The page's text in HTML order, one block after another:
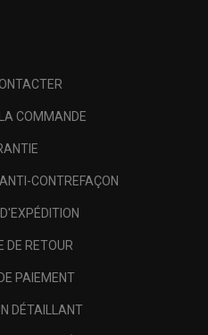
COMMANDE
CONTREFAÇON
DE RETOUR
PAIEMENT
DÉTAILLANT